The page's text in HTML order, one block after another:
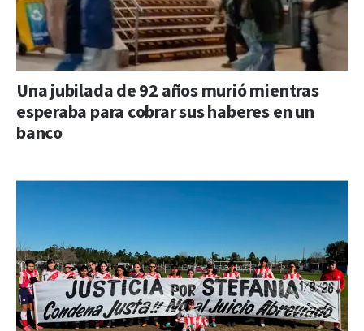
Una jubilada de 92 años murió mientras
esperaba para cobrar sus haberes en un
banco